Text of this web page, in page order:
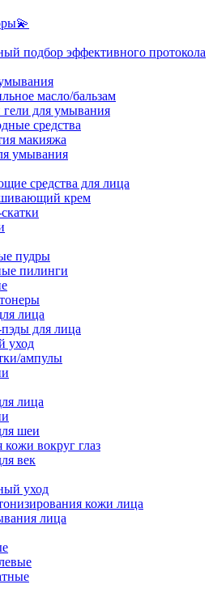
подбор эффективного протокола
масло/бальзам
для умывания
средства
макияжа
умывания
средства для лица
крем
пудры
пилинги
лица
для лица
уход
ампулы
лица
шеи
кожи вокруг глаз
век
уход
кожи лица
лица